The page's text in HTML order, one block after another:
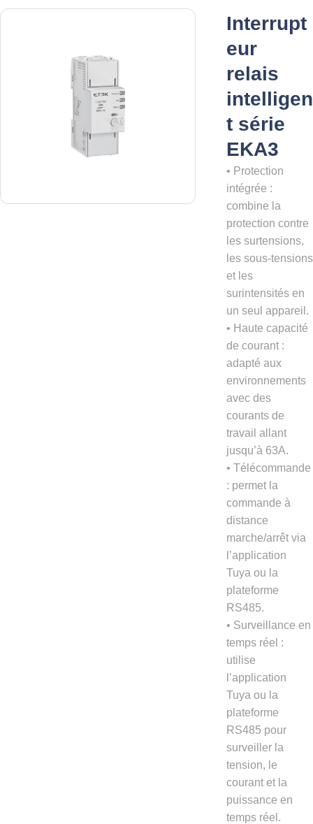
Interrupt
eur
relais
intelligen
t série
EKA3
• Protection
intégrée :
combine la
protection contre
les surtensions,
les sous-tensions
et les
surintensités en
un seul appareil.
• Haute capacité
de courant :
adapté aux
environnements
avec des
courants de
travail allant
jusqu’à 63A.
• Télécommande
: permet la
commande à
distance
marche/arrêt via
l’application
Tuya ou la
plateforme
RS485.
• Surveillance en
temps réel :
utilise
l’application
Tuya ou la
plateforme
RS485 pour
surveiller la
tension, le
courant et la
puissance en
temps réel.